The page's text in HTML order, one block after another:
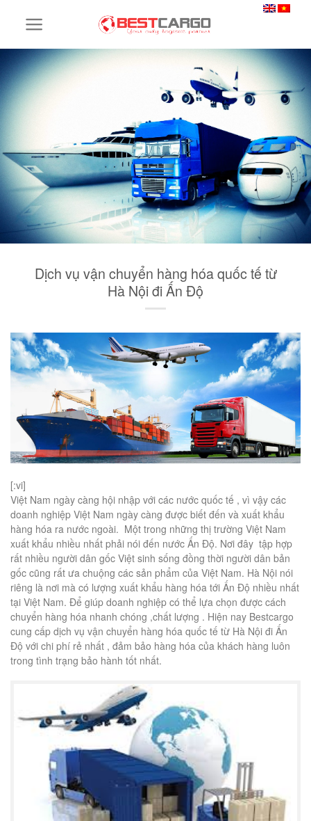
Dịch vụ vận chuyển hàng hóa quốc tế từ
Hà Nội đi Ấn Độ
[:vi]
Việt Nam ngày càng hội nhập với các nước quốc tế , vì vậy các
doanh nghiệp Việt Nam ngày càng được biết đến và xuất khẩu
hàng hóa ra nước ngoài. Một trong những thị trường Việt Nam
xuất khẩu nhiều nhất phải nói đến nước Ấn Độ. Nơi đây tập hợp
rất nhiều người dân gốc Việt sinh sống đồng thời người dân bản
gốc cũng rất ưa chuộng các sản phẩm của Việt Nam. Hà Nội nói
riêng là nơi mà có lượng xuất khẩu hàng hóa tới Ấn Độ nhiều nhất
tại Việt Nam. Để giúp doanh nghiệp có thể lựa chọn được cách
chuyển hàng hóa nhanh chóng ,chất lượng . Hiện nay Bestcargo
cung cấp dịch vụ vận chuyển hàng hóa quốc tế từ Hà Nội đi Ấn
Độ với chi phí rẻ nhất , đảm bảo hàng hóa của khách hàng luôn
trong tình trạng bảo hành tốt nhất.